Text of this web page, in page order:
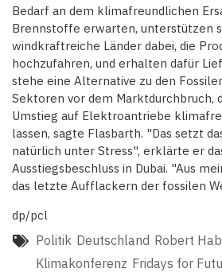
Bedarf an dem klimafreundlichen
Brennstoffe erwarten, unterstützen
windkraftreiche Länder dabei, die
hochzufahren, und erhalten dafür
stehe eine Alternative zu den
Sektoren vor dem Marktdurchbruch,
Umstieg auf Elektroantriebe
lassen, sagte Flasbarth. "Das setzt
natürlich unter Stress", erklärte er
Ausstiegsbeschluss in Dubai. "Aus
das letzte Aufflackern der fossilen
dp/pcl
Politik Deutschland Robert
Klimakonferenz Fridays for